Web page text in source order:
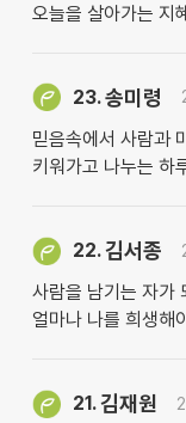
오늘을 살아가는 지
23.송미령
믿음속에서 사람과
키워가고 나누는 하
22.김서종
사람을 남기는 자가
얼마나 나를 희생해
21.김재원